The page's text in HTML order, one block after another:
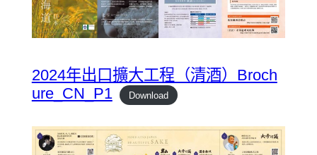
2024年出口擴大工程（清酒）Broch
ure_CN_P1
Download